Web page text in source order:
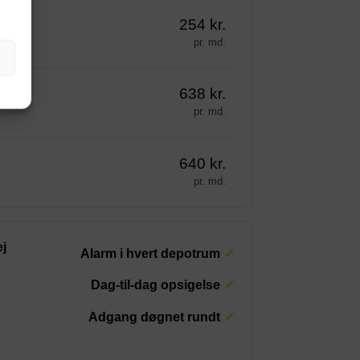
254 kr.
pr. md.
638 kr.
pr. md.
640 kr.
pr. md.
Alarm i hvert depotrum
Dag-til-dag opsigelse
Adgang døgnet rundt